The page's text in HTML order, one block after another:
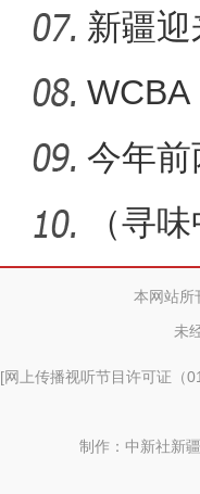
新疆
剑指
今年
（寻
本网站所
未
[网上传播视听节目许可证（
制作：中新社